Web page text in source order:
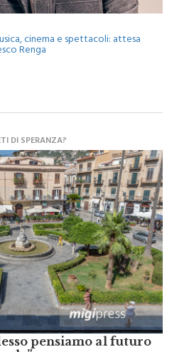
cinema e spettacoli: attesa
Renga
pensiamo al futuro